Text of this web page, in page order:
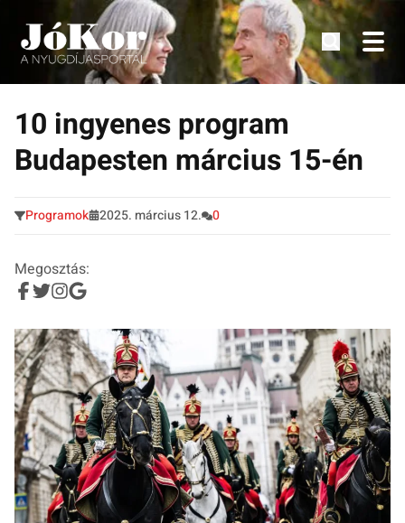
Tovább
tartalomra
Tudnivalók, érdekességek idősek számára.
10 ingyenes program
Budapesten március 15-én
Programok 2025. március 12. 0
Megosztás: